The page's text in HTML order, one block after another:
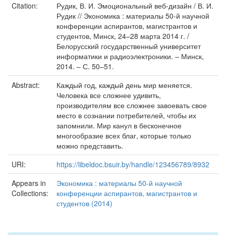
Citation:
Рудик, В. И. Эмоциональный веб-дизайн / В. И.
Рудик // Экономика : материалы 50-й научной
конференции аспирантов, магистрантов и
студентов, Минск, 24–28 марта 2014 г. /
Белорусский государственный университет
информатики и радиоэлектроники. – Минск,
2014. – С. 50–51.
Abstract:
Каждый год, каждый день мир меняется.
Человека все сложнее удивить,
производителям все сложнее завоевать свое
место в сознании потребителей, чтобы их
запомнили. Мир канул в бесконечное
многообразие всех благ, которые только
можно представить.
URI:
https://libeldoc.bsuir.by/handle/123456789/8932
Appears in
Collections:
Экономика : материалы 50-й научной
конференции аспирантов, магистрантов и
студентов (2014)